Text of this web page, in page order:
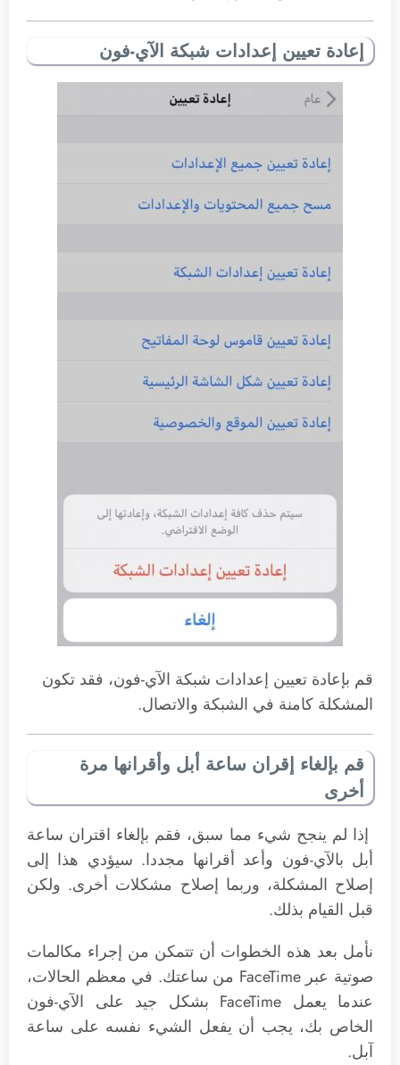
إعادة تعيين إعدادات شبكة الآي-فون
قم بإعادة تعيين إعدادات شبكة الآي-فون، فقد تكون
المشكلة كامنة في الشبكة والاتصال.
قم بإلغاء إقران ساعة أبل وأقرانها مرة
أخرى
إذا لم ينجح شيء مما سبق، فقم بإلغاء اقتران ساعة
أبل بالآي-فون وأعد أقرانها مجددا. سيؤدي هذا إلى
إصلاح المشكلة، وربما إصلاح مشكلات أخرى. ولكن
قبل القيام بذلك.
نأمل بعد هذه الخطوات أن تتمكن من إجراء مكالمات
صوتية عبر FaceTime من ساعتك. في معظم الحالات،
عندما يعمل FaceTime بشكل جيد على الآي-فون
الخاص بك، يجب أن يفعل الشيء نفسه على ساعة
آبل.